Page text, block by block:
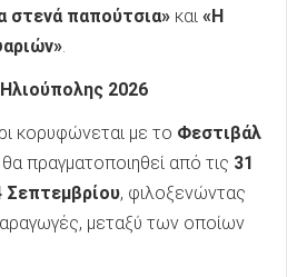
στενά παπούτσια» και «Η
2026
κορυφώνεται με το Φεστιβάλ
πραγματοποιηθεί από τις 31
Σεπτεμβρίου, φιλοξενώντας
μεταξύ των οποίων